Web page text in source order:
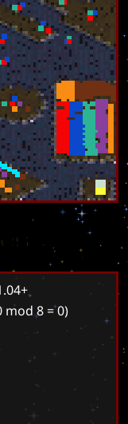
mod 8 = 0)